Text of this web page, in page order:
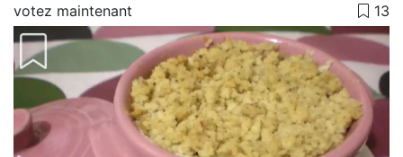
votez maintenant